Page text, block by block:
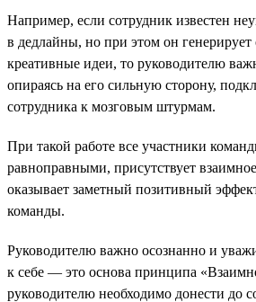
Например, если сотрудник известен
в дедлайны, но при этом он
креативные идеи, то руководителю
опираясь на его сильную сторону,
сотрудника к мозговым штурмам.
При такой работе все участники
равноправными, присутствует
оказывает заметный позитивный
команды.
Руководителю важно осознанно и
к себе — это основа принципа
руководителю необходимо донести до